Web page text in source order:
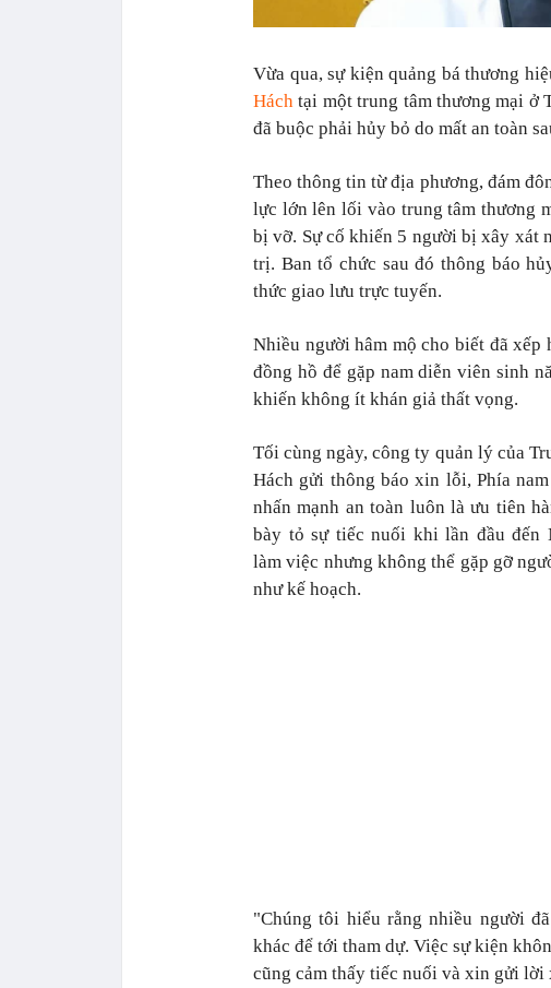
Vừa qua, sự kiện quảng bá thương
Hách tại một trung tâm thương mại ở
đã buộc phải hủy bỏ do mất an toàn
Theo thông tin từ địa phương, đám
lực lớn lên lối vào trung tâm thương
bị vỡ. Sự cố khiến 5 người bị xây xát
trị. Ban tổ chức sau đó thông báo
thức giao lưu trực tuyến.
Nhiều người hâm mộ cho biết đã
đồng hồ để gặp nam diễn viên sinh
khiến không ít khán giả thất vọng.
Tối cùng ngày, công ty quản lý của
Hách gửi thông báo xin lỗi, Phía
nhấn mạnh an toàn luôn là ưu tiên
bày tỏ sự tiếc nuối khi lần đầu đến
làm việc nhưng không thể gặp gỡ
như kế hoạch.
"Chúng tôi hiểu rằng nhiều người
khác để tới tham dự. Việc sự kiện
cũng cảm thấy tiếc nuối và xin gửi